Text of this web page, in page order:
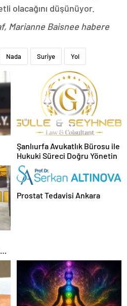
olacağını düşünüyor.
Marianne Baisnee habere
Nada Suriye Yol
Şanlıurfa Avukatlık Bürosu ile
Hukuki Süreci Doğru Yönetin
Prostat Tedavisi Ankara